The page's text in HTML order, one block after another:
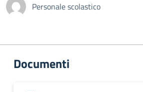
Personale scolastico
Documenti